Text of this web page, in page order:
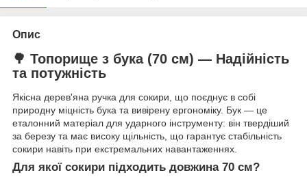
Опис
🌳 Топорище з бука (70 см) — Надійність
та потужність
Якісна дерев'яна ручка для сокири, що поєднує в собі
природну міцність бука та вивірену ергономіку. Бук — це
еталонний матеріал для ударного інструменту: він твердіший
за березу та має високу щільність, що гарантує стабільність
сокири навіть при екстремальних навантаженнях.
Для якої сокири підходить довжина 70 см?